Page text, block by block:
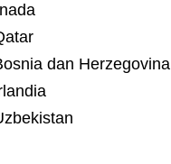
dan Herzegovina